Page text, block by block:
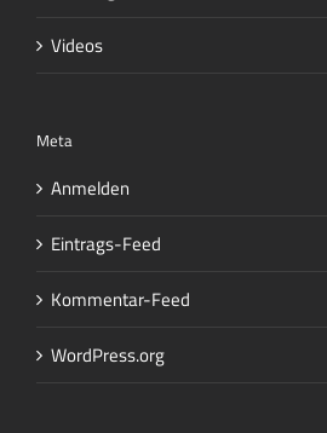
Videos
Meta
Anmelden
Eintrags-Feed
Kommentar-Feed
WordPress.org